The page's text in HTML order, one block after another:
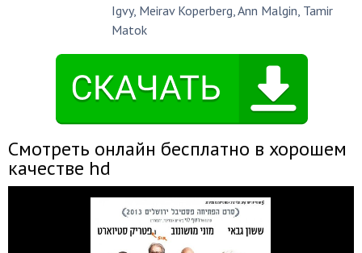
Igvy, Meirav Koperberg,Ann Malgin, Tamir
Matok
Смотреть онлайн бесплатно в хорошем
качестве hd